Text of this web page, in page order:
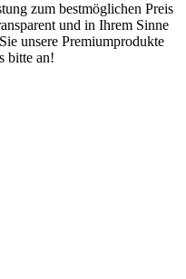
zum bestmöglichen Preis
und in Ihrem Sinne
unsere Premiumprodukte
bitte an!